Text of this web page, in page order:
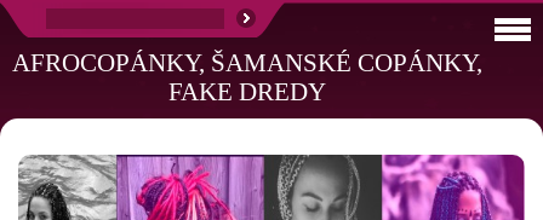
AFROCOPÁNKY, ŠAMANSKÉ COPÁNKY,
FAKE DREDY